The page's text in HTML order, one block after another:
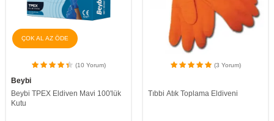
ÇOK AL AZ ÖDE
(10 Yorum)
Beybi
Beybi TPEX Eldiven Mavi 100'lük
Kutu
(3 Yorum)
Tıbbi Atık Toplama Eldiveni